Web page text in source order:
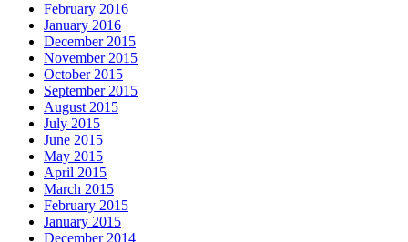
February 2016
January 2016
December 2015
November 2015
October 2015
September 2015
August 2015
July 2015
June 2015
May 2015
April 2015
March 2015
February 2015
January 2015
December 2014